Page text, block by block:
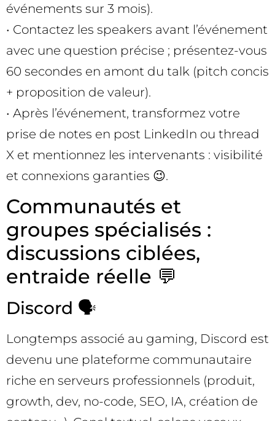
événements sur 3 mois).
• Contactez les speakers avant l’événement
avec une question précise ; présentez-vous
60 secondes en amont du talk (pitch concis
+ proposition de valeur).
• Après l’événement, transformez votre
prise de notes en post LinkedIn ou thread
X et mentionnez les intervenants : visibilité
et connexions garanties 😉.
Communautés et
groupes spécialisés :
discussions ciblées,
entraide réelle 💬
Discord 🗣️
Longtemps associé au gaming, Discord est
devenu une plateforme communautaire
riche en serveurs professionnels (produit,
growth, dev, no-code, SEO, IA, création de